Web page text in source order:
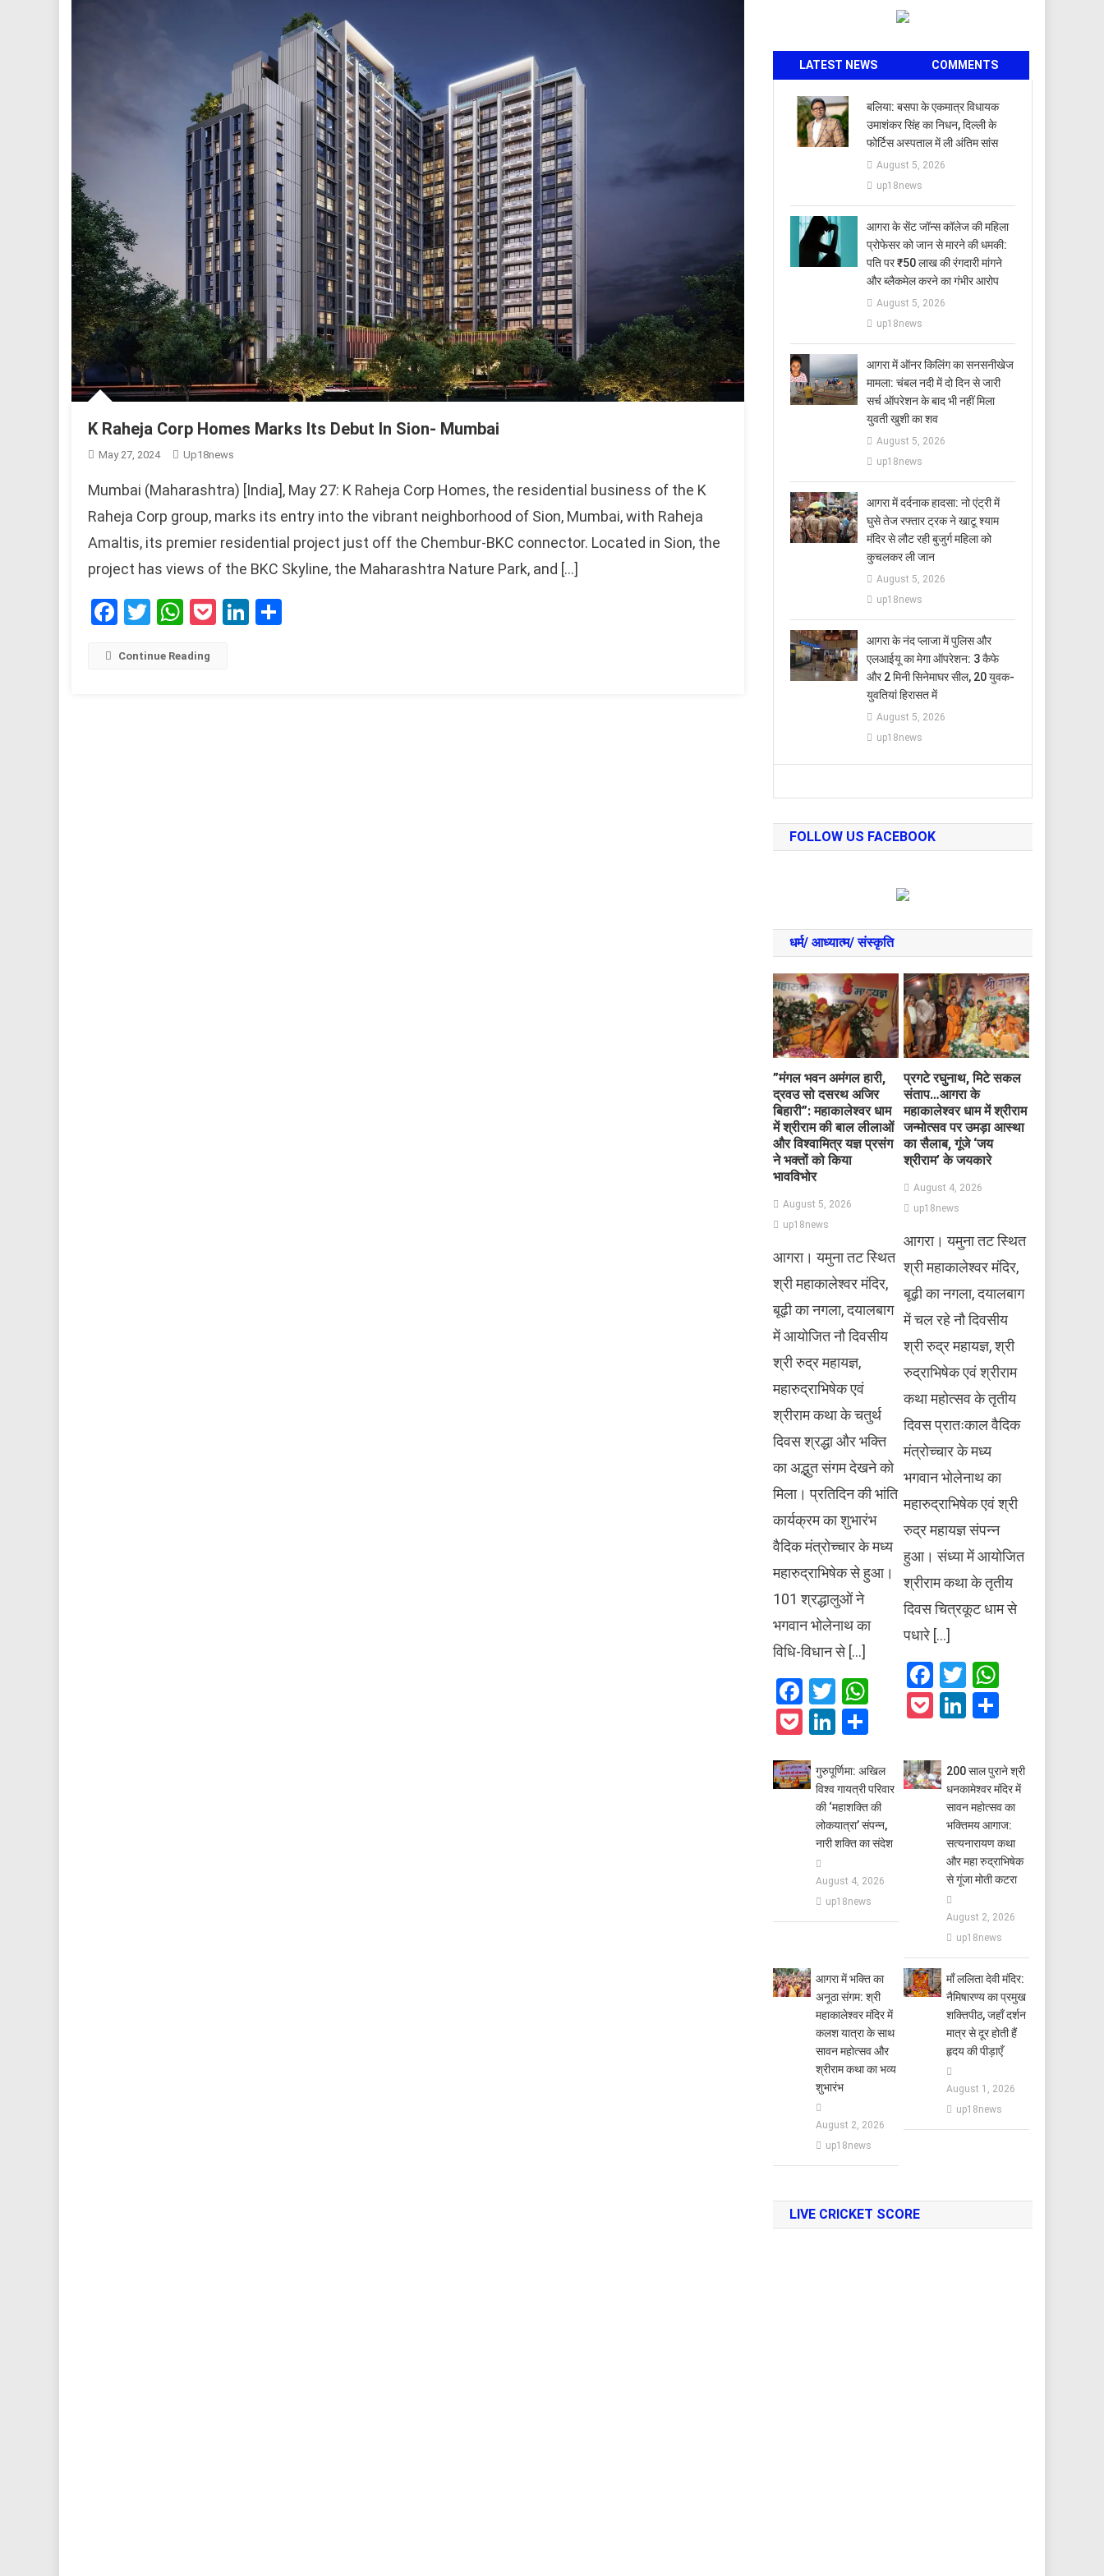
K Raheja Corp Homes Marks Its Debut In Sion- Mumbai
May 27, 2024 Up18news
Mumbai (Maharashtra) [India], May 27: K Raheja Corp Homes, the residential business of the K
Raheja Corp group, marks its entry into the vibrant neighborhood of Sion, Mumbai, with Raheja
Amaltis, its premier residential project just off the Chembur-BKC connector. Located in Sion, the
project has views of the BKC Skyline, the Maharashtra Nature Park, and […]
Facebook
Twitter
WhatsApp
PocketLinkedIn
Continue Reading
LATEST NEWS COMMENTS
बलिया: बसपा के एकमात्र विधायक
उमाशंकर सिंह का निधन, दिल्ली के
फोर्टिस अस्पताल में ली अंतिम सांस
August 5, 2026
up18news
आगरा के सेंट जॉन्स कॉलेज की महिला
प्रोफेसर को जान से मारने की धमकी:
पति पर ₹50 लाख की रंगदारी मांगने
और ब्लैकमेल करने का गंभीर आरोप
August 5, 2026
up18news
आगरा में ऑनर किलिंग का सनसनीखेज
मामला: चंबल नदी में दो दिन से जारी
सर्च ऑपरेशन के बाद भी नहीं मिला
युवती खुशी का शव
August 5, 2026
up18news
आगरा में दर्दनाक हादसा: नो एंट्री में
घुसे तेज रफ्तार ट्रक ने खाटू श्याम
मंदिर से लौट रही बुजुर्ग महिला को
कुचलकर ली जान
August 5, 2026
up18news
आगरा के नंद प्लाजा में पुलिस और
एलआईयू का मेगा ऑपरेशन: 3 कैफे
और 2 मिनी सिनेमाघर सील, 20 युवक-
युवतियां हिरासत में
August 5, 2026
up18news
FOLLOW US FACEBOOK
धर्म/ आध्‍यात्‍म/ संस्‍कृति
​”मंगल भवन अमंगल हारी,
द्रवउ सो दसरथ अजिर
बिहारी”: महाकालेश्वर धाम
में श्रीराम की बाल लीलाओं
और विश्वामित्र यज्ञ प्रसंग
ने भक्तों को किया
भावविभोर
August 5, 2026
up18news
आगरा। यमुना तट स्थित
श्री महाकालेश्वर मंदिर,
बूढ़ी का नगला, दयालबाग
में आयोजित नौ दिवसीय
श्री रुद्र महायज्ञ,
महारुद्राभिषेक एवं
श्रीराम कथा के चतुर्थ
दिवस श्रद्धा और भक्ति
का अद्भुत संगम देखने को
मिला। प्रतिदिन की भांति
कार्यक्रम का शुभारंभ
वैदिक मंत्रोच्चार के मध्य
महारुद्राभिषेक से हुआ।
101 श्रद्धालुओं ने
भगवान भोलेनाथ का
विधि-विधान से […]
Facebook
TwitterWhatsApp
PocketLinkedIn
Share
प्रगटे रघुनाथ, मिटे सकल
संताप…आगरा के
महाकालेश्वर धाम में श्रीराम
जन्मोत्सव पर उमड़ा आस्था
का सैलाब, गूंजे ‘जय
श्रीराम’ के जयकारे
August 4, 2026
up18news
आगरा। यमुना तट स्थित
श्री महाकालेश्वर मंदिर,
बूढ़ी का नगला, दयालबाग
में चल रहे नौ दिवसीय
श्री रुद्र महायज्ञ, श्री
रुद्राभिषेक एवं श्रीराम
कथा महोत्सव के तृतीय
दिवस प्रातःकाल वैदिक
मंत्रोच्चार के मध्य
भगवान भोलेनाथ का
महारुद्राभिषेक एवं श्री
रुद्र महायज्ञ संपन्न
हुआ। संध्या में आयोजित
श्रीराम कथा के तृतीय
दिवस चित्रकूट धाम से
पधारे […]
Facebook
Twitter
PocketLinkedIn
गुरुपूर्णिमा: अखिल
विश्व गायत्री परिवार
की ‘महाशक्ति की
लोकयात्रा’ संपन्न,
नारी शक्ति का संदेश
August 4, 2026
up18news
200 साल पुराने श्री
धनकामेश्वर मंदिर में
सावन महोत्सव का
भक्तिमय आगाज:
सत्यनारायण कथा
और महा रुद्राभिषेक
से गूंजा मोती कटरा
August 2, 2026
up18news
आगरा में भक्ति का
अनूठा संगम: श्री
महाकालेश्वर मंदिर में
कलश यात्रा के साथ
सावन महोत्सव और
श्रीराम कथा का भव्य
शुभारंभ
August 2, 2026
up18news
​माँ ललिता देवी मंदिर:
नैमिषारण्य का प्रमुख
शक्तिपीठ, जहाँ दर्शन
मात्र से दूर होती हैं
हृदय की पीड़ाएँ
August 1, 2026
up18news
LIVE CRICKET SCORE